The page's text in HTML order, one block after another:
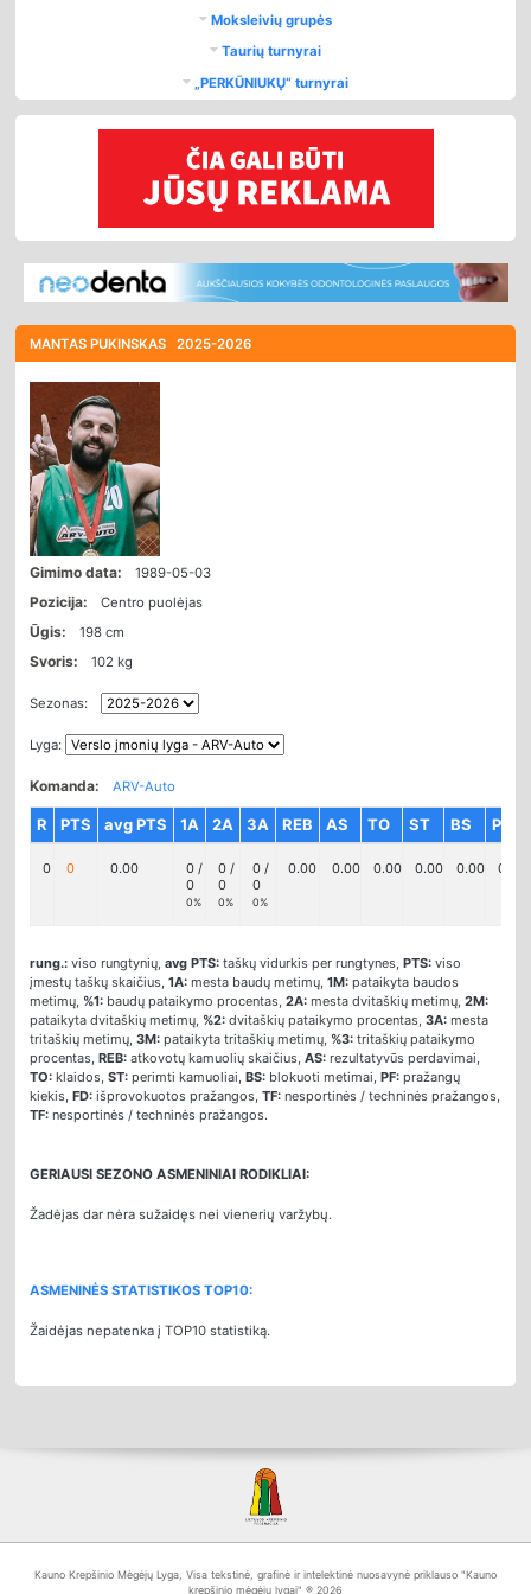
Moksleivių grupės
Taurių turnyrai
„PERKŪNIUKŲ“ turnyrai
MANTAS PUKINSKAS2025-2026
Gimimo data: 1989-05-03
Pozicija: Centro puolėjas
Ūgis: 198 cm
Svoris: 102 kg
Sezonas:
Lyga:
Komanda: ARV-Auto
R PTS avg PTS 1A 2A 3A REB AS TO ST BS PF
0 0 0.00
0 /
0
0%
0 /
0
0%
0 /
0
0%
0.00 0.00 0.00 0.00 0.00 0.00
rung.: viso rungtynių,avg PTS: taškų vidurkis per rungtynes,PTS: viso
įmestų taškų skaičius,1A: mesta baudų metimų,1M: pataikyta baudos
metimų, %1: baudų pataikymo procentas,2A: mesta dvitaškių metimų,2M:
pataikyta dvitaškių metimų, %2: dvitaškių pataikymo procentas,3A: mesta
tritaškių metimų,3M: pataikyta tritaškių metimų, %3: tritaškių pataikymo
procentas,REB: atkovotų kamuolių skaičius,AS: rezultatyvūs perdavimai,
TO: klaidos,ST: perimti kamuoliai,BS: blokuoti metimai,PF: pražangų
kiekis,FD: išprovokuotos pražangos,TF: nesportinės / techninės pražangos,
TF: nesportinės / techninės pražangos.
GERIAUSI SEZONO ASMENINIAI RODIKLIAI:
Žadėjas dar nėra sužaidęs nei vienerių varžybų.
ASMENINĖS STATISTIKOS TOP10:
Žaidėjas nepatenka į TOP10 statistiką.
Kauno Krepšinio Mėgėjų Lyga, Visa tekstinė, grafinė ir intelektinė nuosavynė priklauso "Kauno
krepšinio mėgėjų lygai" ® 2026